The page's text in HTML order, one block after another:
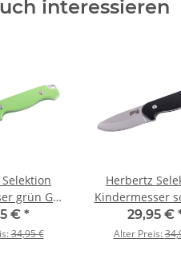
interessieren
grün G10
€ *
34,95 €
Herbertz
Kindermesser
29,95 €
Alter Preis: